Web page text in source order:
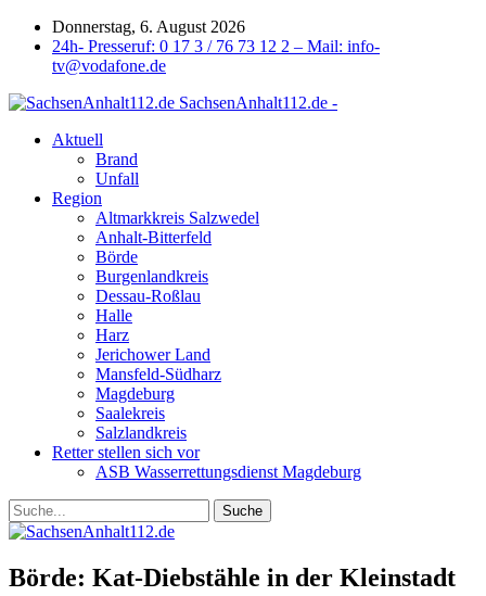
Donnerstag, 6. August 2026
24h- Presseruf: 0 17 3 / 76 73 12 2 – Mail: info-
tv@vodafone.de
SachsenAnhalt112.de -
Aktuell
Brand
Unfall
Region
Altmarkkreis Salzwedel
Anhalt-Bitterfeld
Börde
Burgenlandkreis
Dessau-Roßlau
Halle
Harz
Jerichower Land
Mansfeld-Südharz
Magdeburg
Saalekreis
Salzlandkreis
Retter stellen sich vor
ASB Wasserrettungsdienst Magdeburg
Börde: Kat-Diebstähle in der Kleinstadt